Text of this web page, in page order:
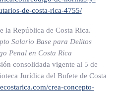
de las multas establecidas
ingresarán al Fondo General de
Nacional, con el fin de
a la adquisición de
personal de la Policía de Control
de-costa-rica-4755/
la República de Costa Rica.
Salario Base para Delitos
Penal en Costa Rica
consolidada vigente al 5 de
Jurídica del Bufete de Costa
crea-concepto-